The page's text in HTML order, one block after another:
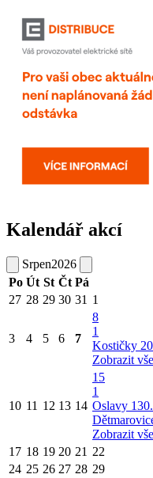
Kalendář akcí
Srpen2026
Po Út St Čt Pá
27 28 29 30 31 1
3 4 5 6 7
8
1
Kostičky
Zobrazit
10 11 12 13 14
15
1
Oslavy
Zobrazit
17 18 19 20 21 22
24 25 26 27 28 29